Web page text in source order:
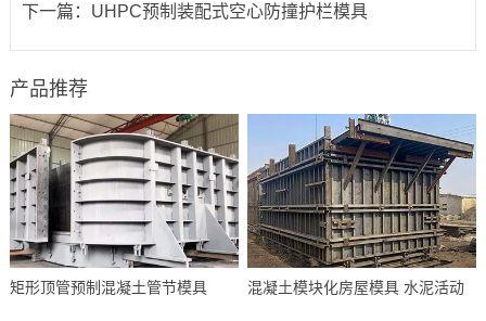
下一篇： UHPC预制装配式空心防撞护栏模具
产品推荐
矩形顶管预制混凝土管节模具 混凝土模块化房屋模具 水泥活动